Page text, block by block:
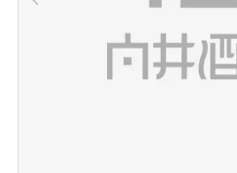
会社情報